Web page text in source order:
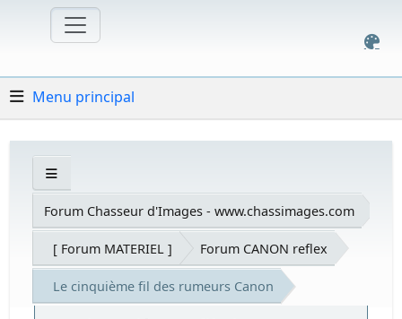
Menu principal
Forum Chasseur d'Images - www.chassimages.com
[ Forum MATERIEL ] Forum CANON reflex
Le cinquième fil des rumeurs Canon